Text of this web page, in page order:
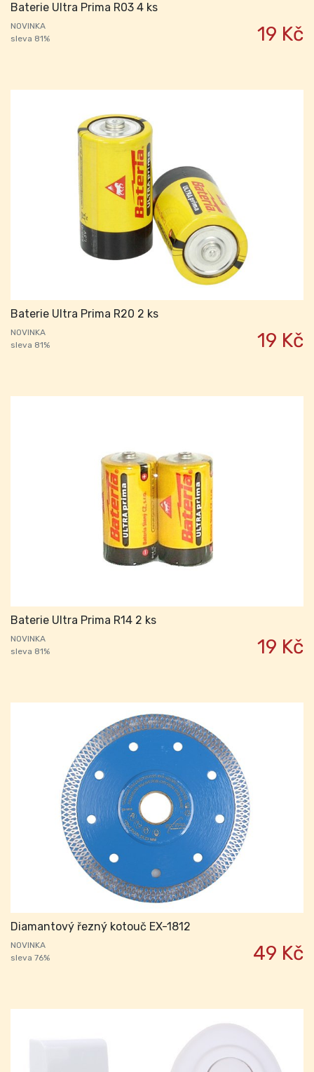
Baterie Ultra Prima R03 4 ks
NOVINKA
sleva 81%
19 Kč
Baterie Ultra Prima R20 2 ks
NOVINKA
sleva 81%
19 Kč
Baterie Ultra Prima R14 2 ks
NOVINKA
sleva 81%
19 Kč
Diamantový řezný kotouč EX-1812
NOVINKA
sleva 76%
49 Kč